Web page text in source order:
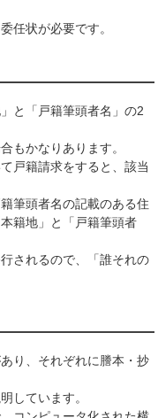
任状が必要です。
と「戸籍筆頭者名」の2
もかなりあります。
戸籍請求をすると、該当
筆頭者名の記載のある住
籍地」と「戸籍筆頭者
されるので、「誰それの
り、それぞれに謄本・抄
しています。